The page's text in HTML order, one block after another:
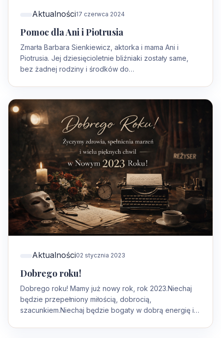
Aktualności17 czerwca 2024
Pomoc dla Ani i Piotrusia
Zmarła Barbara Sienkiewicz, aktorka i mama Ani i
Piotrusia. Jej dziesięcioletnie bliźniaki zostały same,
bez żadnej rodziny i środków do…
Aktualności02 stycznia 2023
Dobrego roku!
Dobrego roku! Mamy już nowy rok, rok 2023.Niechaj
będzie przepełniony miłością, dobrocią,
szacunkiem.Niechaj będzie bogaty w dobrą energię i